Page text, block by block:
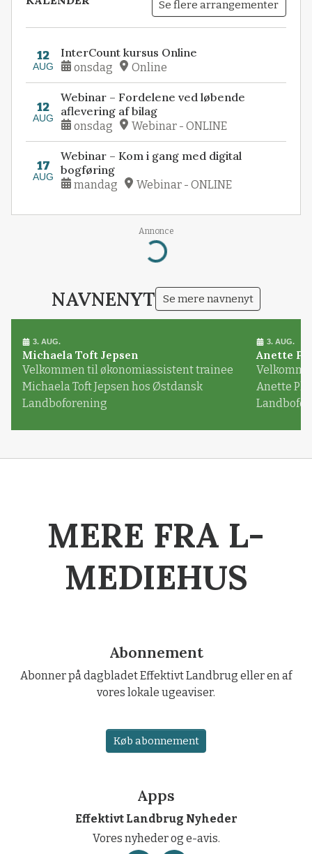
Se flere arrangementer
12
AUG
InterCount kursus Online
onsdag Online
12
AUG
Webinar – Fordelene ved løbende
aflevering af bilag
onsdag Webinar - ONLINE
17
AUG
Webinar – Kom i gang med digital
bogføring
mandag Webinar - ONLINE
Annonce
Loading...
NAVNENYT Se mere navnenyt
3. AUG.
Michaela Toft Jepsen
Velkommen til økonomiassistent trainee
Michaela Toft Jepsen hos Østdansk
Landboforening
3. AUG.
Anette
Anette
MERE FRA L-
MEDIEHUS
Abonnement
Abonner på dagbladet Effektivt Landbrug eller en af
vores lokale ugeaviser.
Køb abonnement
Apps
Effektivt Landbrug Nyheder
Vores nyheder og e-avis.